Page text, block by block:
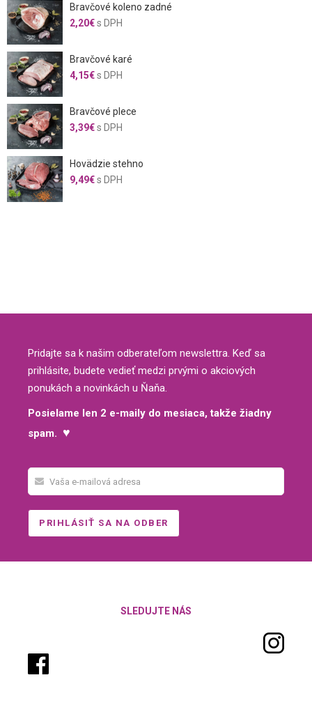
Bravčové koleno zadné
2,20€s DPH
Bravčové karé
4,15€s DPH
Bravčové plece
3,39€s DPH
Hovädzie stehno
9,49€s DPH
Pridajte sa k našim odberateľom newslettra. Keď sa
prihlásite, budete vedieť medzi prvými o akciových
ponukách a novinkách u Ňaňa.
Posielame len 2 e-maily do mesiaca, takže žiadny
spam. ♥
SLEDUJTE NÁS